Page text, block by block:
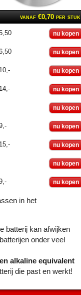
vanaf €0,70 per stuk
nu kopen
nu kopen
nu kopen
nu kopen
nu kopen
nu kopen
nu kopen
nu kopen
nu kopen
in het
batterij kan afwijken
onder veel
alkaline equivalent
die past en werkt!